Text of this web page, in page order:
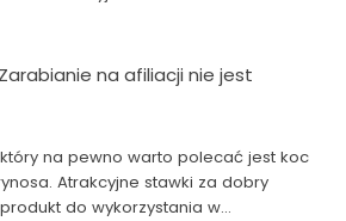
Zarabianie na afiliacji nie jest
na pewno warto polecać jest koc
Atrakcyjne stawki za dobry
do wykorzystania w…